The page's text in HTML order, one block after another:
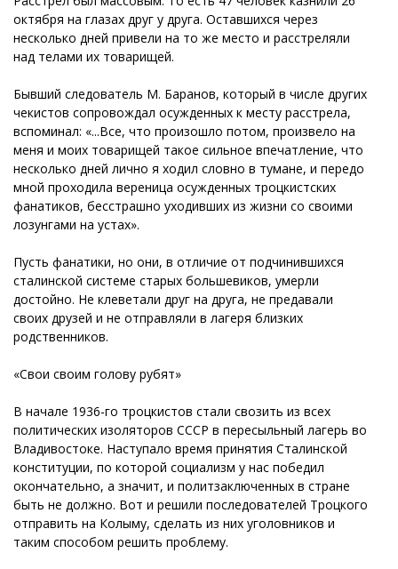
октября на глазах друг у друга. Оставшихся через
несколько дней привели на то же место и расстреляли
над телами их товарищей.
Бывший следователь М. Баранов, который в числе других
чекистов сопровождал осужденных к месту расстрела,
вспоминал: «...Все, что произошло потом, произвело на
меня и моих товарищей такое сильное впечатление, что
несколько дней лично я ходил словно в тумане, и передо
мной проходила вереница осужденных троцкистских
фанатиков, бесстрашно уходивших из жизни со своими
лозунгами на устах».
Пусть фанатики, но они, в отличие от подчинившихся
сталинской системе старых большевиков, умерли
достойно. Не клеветали друг на друга, не предавали
своих друзей и не отправляли в лагеря близких
родственников.
«Свои своим голову рубят»
В начале 1936-го троцкистов стали свозить из всех
политических изоляторов СССР в пересыльный лагерь во
Владивостоке. Наступало время принятия Сталинской
конституции, по которой социализм у нас победил
окончательно, а значит, и политзаключенных в стране
быть не должно. Вот и решили последователей Троцкого
отправить на Колыму, сделать из них уголовников и
таким способом решить проблему.